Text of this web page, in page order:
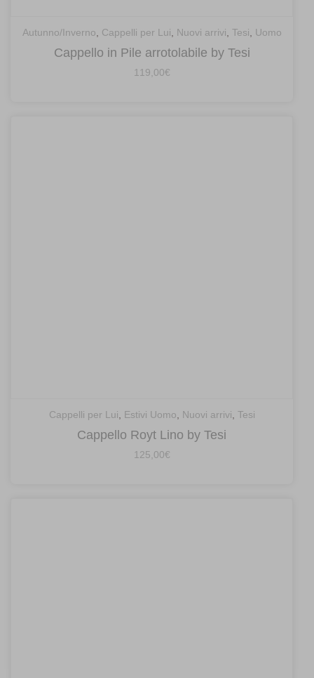
Autunno/Inverno, Cappelli per Lui, Nuovi arrivi, Tesi, Uomo
Cappello in Pile arrotolabile by Tesi
119,00€
Cappelli per Lui, Estivi Uomo, Nuovi arrivi, Tesi
Cappello Royt Lino by Tesi
125,00€